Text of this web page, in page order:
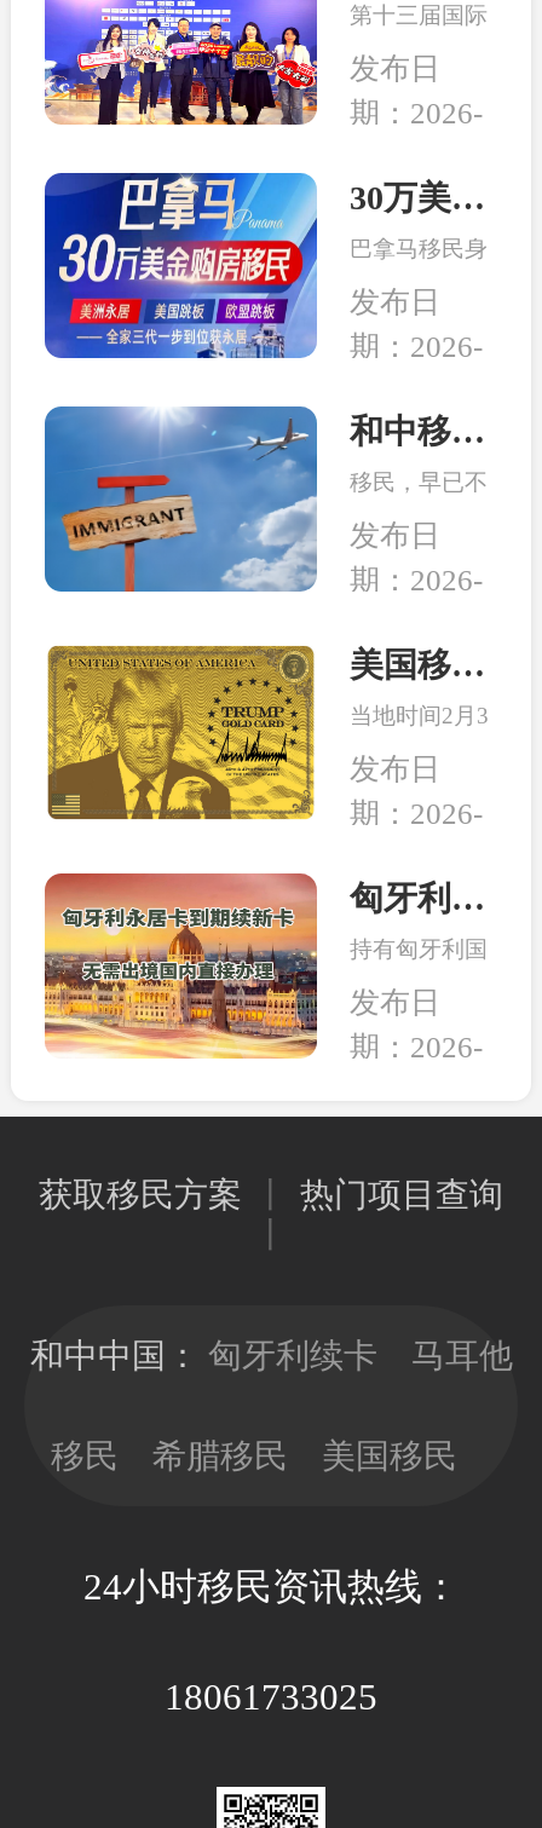
家庭萌生海外
身份规划、子
女教育、全球
生活布局等需
务行业迎来新
的发展机遇。
第十三届国际
移民及出入境
服务行业高峰
论坛在中国南
次峰会以“破
未来”为主
题，吸引了来
自全球几十个
国家的数千位
英、使领馆代
表及移民局长
在搭建一
个“交流、合
赢”的国际化
平台。
发布日
期：2026-
30万美元买房送巴拿马永居：高性价比、税务规划、入籍大揭秘！
巴拿马移民身
份开始受到很
多客户的青
睐，究其原因
性价比、宽松
良好的子女教
育、亲民的生
活成本、明确
的入籍路径
发布日
期：2026-
和中移民：2026年最适合办理移民身份的6个国家
移民，早已不
是 “我想去
哪”，而是：
这个身份能不
未来可能会面
论是为了孩子
的教育、家人
的养老，还是
出行的自由，
和未来多一层
保障，移民身
是一种工具，
能为我所用，
工具。
发布日
期：2026-
美国移民最新消息：特朗普百万金卡项目被起诉！
当地时间2月3
日，美国多家
组织和团体正
式将一纸诉状
联邦法院，起
强推的“金
卡”计划。当
前建议先行观
望，等待政策
观点是，在移
看，以免因政
本和时间成
发布日
期：2026-
匈牙利永居卡到期续签服务：全程国内办理，直接换发10年新卡
持有匈牙利国
债永居卡的家
人们有福啦！
永居卡到期换
续，可以继续
理，不用登陆
发10年有效
期；目前换新
民监的要求，
可以放心更新
约3-4个月，全
发布日
期：2026-
获取移民方案
热门项目查询
和中中国： 匈牙利续卡 马耳他
移民 希腊移民 美国移民
24小时移民资讯热线：
18061733025